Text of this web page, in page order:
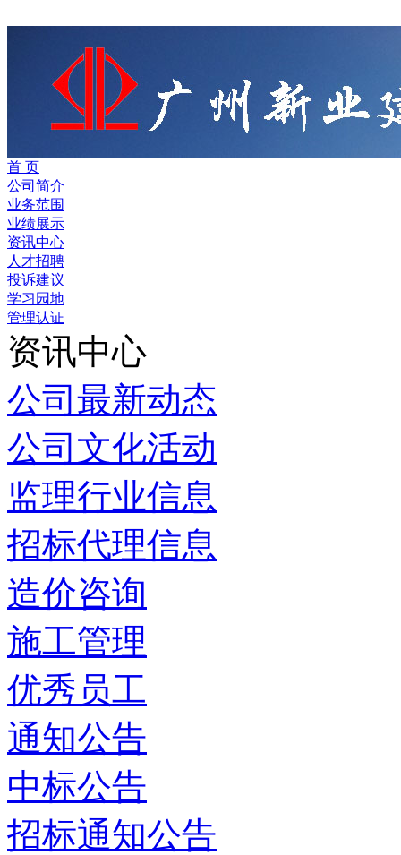
首 页
公司简介
业务范围
业绩展示
资讯中心
人才招聘
投诉建议
学习园地
管理认证
资讯中心
公司最新动态
公司文化活动
监理行业信息
招标代理信息
造价咨询
施工管理
优秀员工
通知公告
中标公告
招标通知公告